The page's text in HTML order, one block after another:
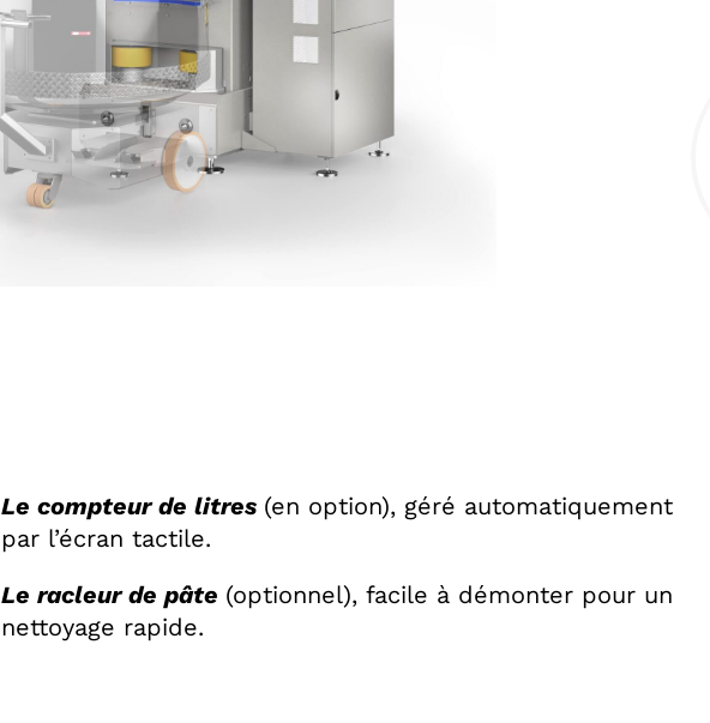
Le compteur de litres (en option), géré auto­matiquement
par l’écran tactile.
Le racleur de pâte (optionnel), facile à démonter pour un
nettoyage rapide.